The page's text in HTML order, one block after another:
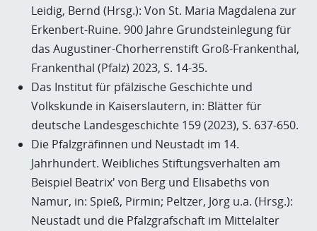
Leidig, Bernd (Hrsg.): Von St. Maria Magdalena zur
Erkenbert-Ruine. 900 Jahre Grundsteinlegung für
das Augustiner-Chorherrenstift Groß-Frankenthal,
Frankenthal (Pfalz) 2023, S. 14-35.
Das Institut für pfälzische Geschichte und
Volkskunde in Kaiserslautern, in: Blätter für
deutsche Landesgeschichte 159 (2023), S. 637-650.
Die Pfalzgräfinnen und Neustadt im 14.
Jahrhundert. Weibliches Stiftungsverhalten am
Beispiel Beatrix' von Berg und Elisabeths von
Namur, in: Spieß, Pirmin; Peltzer, Jörg u.a. (Hrsg.):
Neustadt und die Pfalzgrafschaft im Mittelalter